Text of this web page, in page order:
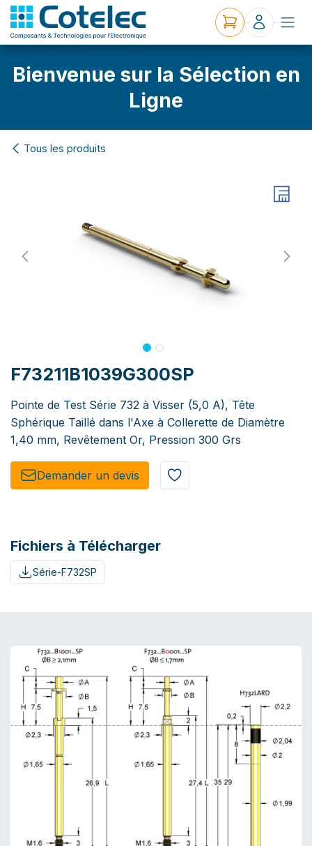
Bienvenue sur la Sélection en
Ligne
Tous les produits
F73211B1039G300SP
Pointe de Test Série 732 à Visser (5,0 A), Tête
Sphérique Taillé dans l'Axe à Collerette de Diamètre
1,40 mm, Revêtement Or, Pression 300 Grs
Demander un de​​vis​​
Fichiers à Télécharger
Série-F732SP